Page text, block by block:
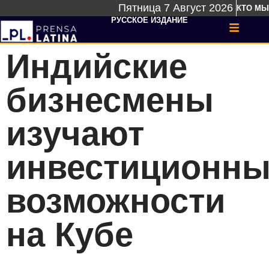
Пятница 7 Август 2026 КТО МЫ
РУССКОЕ ИЗДАНИЕ
Индийские
бизнесмены
изучают
возможности
на Кубе